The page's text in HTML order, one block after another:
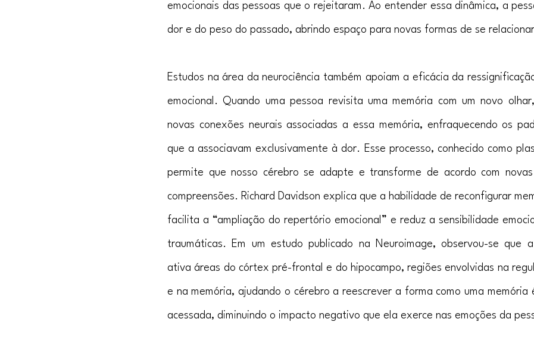
emocionais das pessoas que o rejeitaram. Ao entender essa dinâmica, a
dor e do peso do passado, abrindo espaço para novas formas de se
Estudos na área da neurociência também apoiam a eficácia da
emocional. Quando uma pessoa revisita uma memória com um novo
novas conexões neurais associadas a essa memória, enfraquecendo os
que a associavam exclusivamente à dor. Esse processo, conhecido como
permite que nosso cérebro se adapte e transforme de acordo com
compreensões. Richard Davidson explica que a habilidade de reconfigurar
facilita a “ampliação do repertório emocional” e reduz a sensibilidade
traumáticas. Em um estudo publicado na Neuroimage, observou-se que
ativa áreas do córtex pré-frontal e do hipocampo, regiões envolvidas na
e na memória, ajudando o cérebro a reescrever a forma como uma memória
acessada, diminuindo o impacto negativo que ela exerce nas emoções da